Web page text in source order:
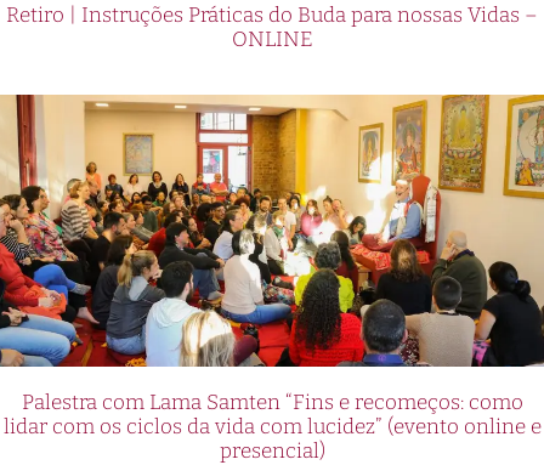
Retiro | Instruções Práticas do Buda para nossas Vidas –
ONLINE
Palestra com Lama Samten “Fins e recomeços: como
lidar com os ciclos da vida com lucidez” (evento online e
presencial)